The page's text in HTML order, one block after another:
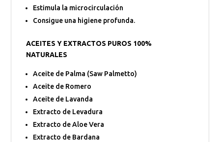
Estimula la microcirculación
Consigue una higiene profunda.
ACEITES Y EXTRACTOS PUROS 100%
NATURALES
Aceite de Palma (Saw Palmetto)
Aceite de Romero
Aceite de Lavanda
Extracto de Levadura
Extracto de Aloe Vera
Extracto de Bardana